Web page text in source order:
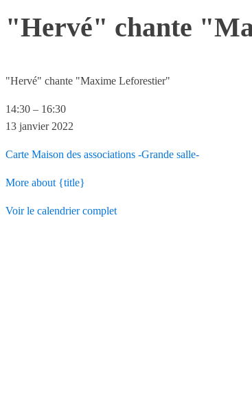
"Hervé" chante
"Hervé" chante "Maxime Leforestier"
14:30 – 16:30
13 janvier 2022
Carte Maison des associations -Grande salle-
More about {title}
Voir le calendrier complet